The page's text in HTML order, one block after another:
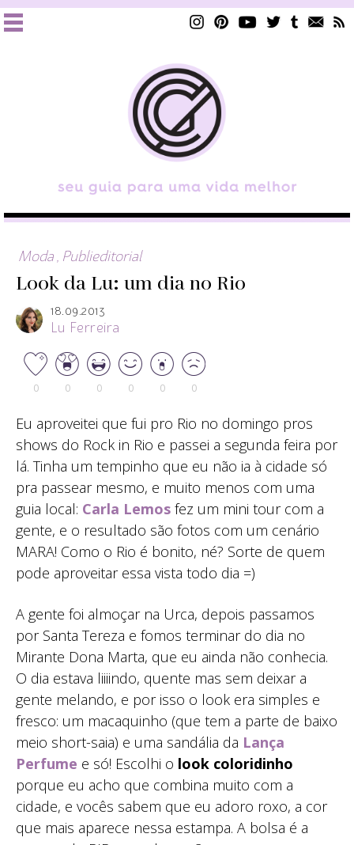
Moda Publieditorial
Look da Lu: um dia no Rio
18.09.2013
Lu Ferreira
0 0 0 0 0 0
Eu aproveitei que fui pro Rio no domingo pros
shows do Rock in Rio e passei a segunda feira por
lá. Tinha um tempinho que eu não ia à cidade só
pra passear mesmo, e muito menos com uma
guia local: Carla Lemos fez um mini tour com a
gente, e o resultado são fotos com um cenário
MARA! Como o Rio é bonito, né? Sorte de quem
pode aproveitar essa vista todo dia =)
A gente foi almoçar na Urca, depois passamos
por Santa Tereza e fomos terminar do dia no
Mirante Dona Marta, que eu ainda não conhecia.
O dia estava liiiindo, quente mas sem deixar a
gente melando, e por isso o look era simples e
fresco: um macaquinho (que tem a parte de baixo
meio short-saia) e uma sandália da Lança
Perfume e só! Escolhi o look coloridinho
porque eu acho que combina muito com a
cidade, e vocês sabem que eu adoro roxo, a cor
que mais aparece nessa estampa. A bolsa é a